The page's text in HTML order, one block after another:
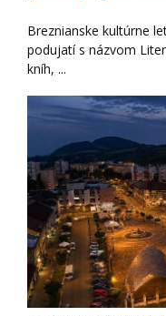
Breznianske kultúrne
podujatí s názvom
kníh, ...